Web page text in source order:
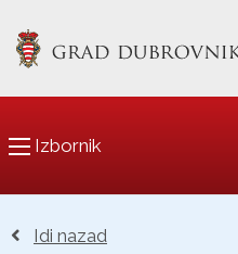
Izbornik
Idi nazad